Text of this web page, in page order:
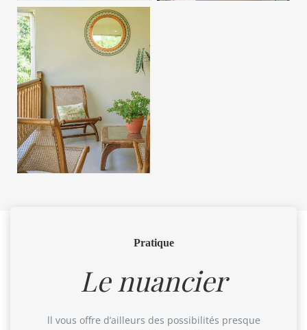
Pratique
Le nuancier
ll vous offre d’ailleurs des possibilités presque